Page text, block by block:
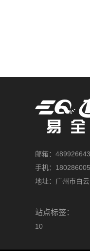
邮箱：
手机：
地址：广州市白
站点标签：
10